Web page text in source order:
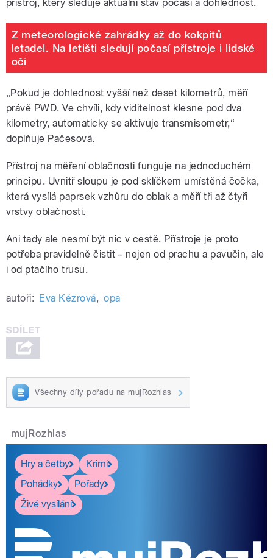
přístroj, který sleduje aktuální stav počasí a dohlednost.
Z meteorologické zahrádky až do kokpitů
letadel. Na letišti sledují počasí přístroje i lidské
oči
„Pokud je dohlednost vyšší než deset kilometrů, měří
právě PWD. Ve chvíli, kdy viditelnost klesne pod dva
kilometry, automaticky se aktivuje transmisometr,“
doplňuje Pačesová.
Přístroj na měření oblačnosti funguje na jednoduchém
principu. Uvnitř sloupu je pod sklíčkem umístěná čočka,
která vysílá paprsek vzhůru do oblak a měří tři až čtyři
vrstvy oblačnosti.
Ani tady ale nesmí být nic v cestě. Přístroje je proto
potřeba pravidelně čistit – nejen od prachu a pavučin, ale
i od ptačího trusu.
autoři: Eva Kézrová, opa
Všechny díly pořadu na mujRozhlas
mujRozhlas
Hry a četby
Krimi
Pohádky
Pořady
Živé vysílání